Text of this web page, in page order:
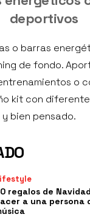
deportivos
o barras
de fondo.
o
kit con
bien pensado.
regalos de
a una persona